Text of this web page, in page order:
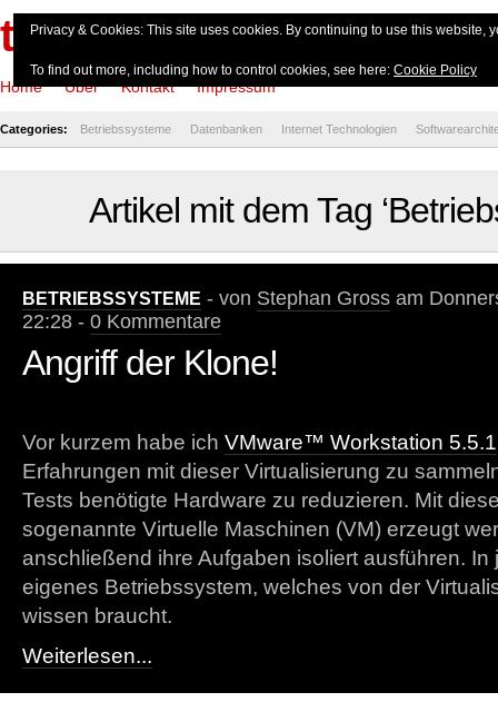
theserverside.de
Home Über Kontakt Impressum
Categories: Betriebssysteme Datenbanken Internet Technologien
Artikel mit dem Tag
BETRIEBSSYSTEME - von Stephan Gross am
22:28 - 0 Kommentare
Angriff der Klone!
Vor kurzem habe ich VMware™ Workstation 5.5.1
Erfahrungen mit dieser Virtualisierung zu
Tests benötigte Hardware zu reduzieren. Mit
sogenannte Virtuelle Maschinen (VM) erzeugt
anschließend ihre Aufgaben isoliert ausführen. In
eigenes Betriebssystem, welches von der
wissen braucht.
Weiterlesen...
Privacy & Cookies: This site uses cookies. By continuing to use this website,
To find out more, including how to control cookies, see here: Cookie Policy